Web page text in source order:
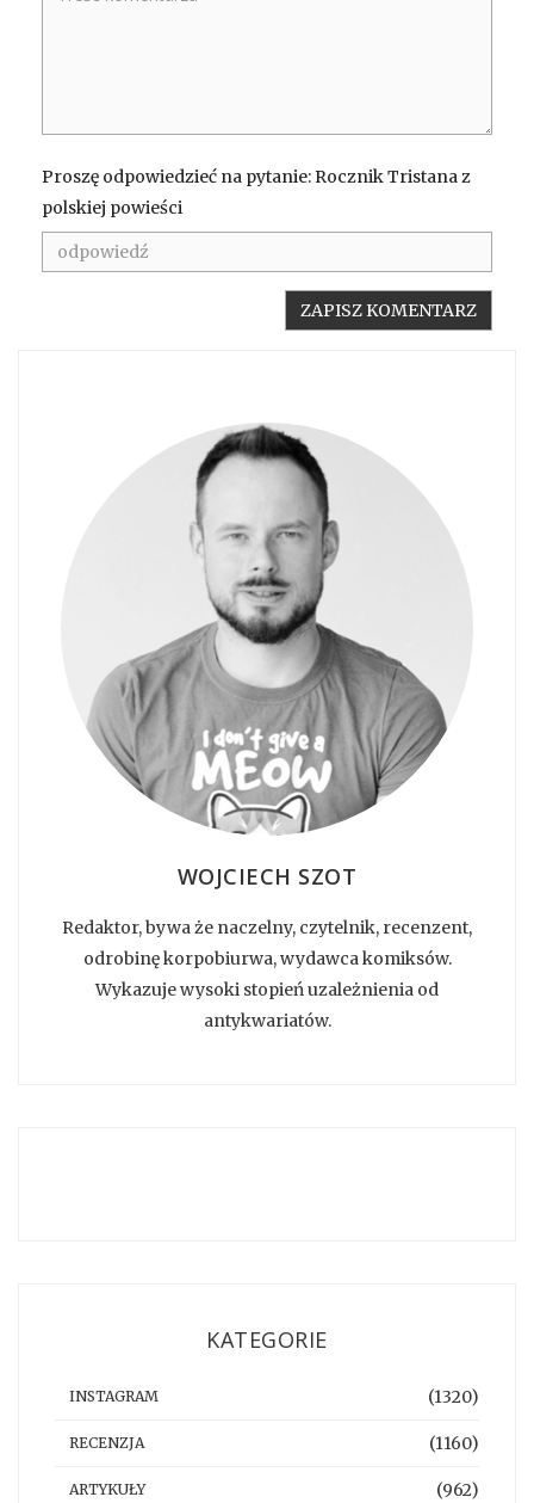
Proszę odpowiedzieć na pytanie: Rocznik Tristana z
polskiej powieści
WOJCIECH SZOT
Redaktor, bywa że naczelny, czytelnik, recenzent,
odrobinę korpobiurwa, wydawca komiksów.
Wykazuje wysoki stopień uzależnienia od
antykwariatów.
KATEGORIE
INSTAGRAM (1320)
RECENZJA (1160)
ARTYKUŁY (962)